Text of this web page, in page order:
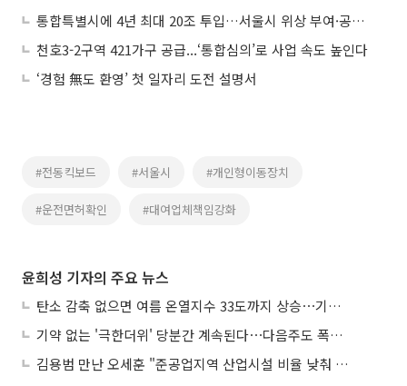
통합특별시에 4년 최대 20조 투입…서울시 위상 부여·공공기관 우선 이전
천호3-2구역 421가구 공급...‘통합심의’로 사업 속도 높인다
‘경험 無도 환영’ 첫 일자리 도전 설명서
#전동킥보드 #서울시 #개인형이동장치
#운전면허확인 #대여업체책임강화
윤희성 기자의 주요 뉴스
탄소 감축 없으면 여름 온열지수 33도까지 상승⋯기상청, 2100년 미래전망
기약 없는 '극한더위' 당분간 계속된다⋯다음주도 폭염·열대야 지속
김용범 만난 오세훈 "준공업지역 산업시설 비율 낮춰 공급 늘려야"